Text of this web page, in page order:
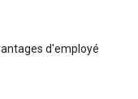
d'employé